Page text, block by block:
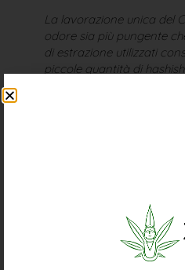
La lavorazione unica del
odore sia più pungente
di estrazione utilizzati
piccole quantità di
malleabile. Non
utilizzato, basta
renderlo
colore terra scuro, ma